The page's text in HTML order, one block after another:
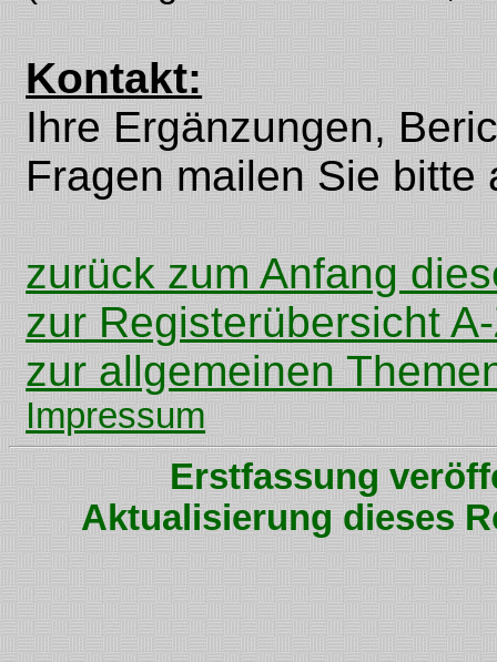
Kontakt:
Ihre Ergänzungen,
Fragen mailen Sie bitte
zurück zum Anfang
zur Registerübersicht
zur allgemeinen
Impressum
Erstfassung
Aktualisierung dieses